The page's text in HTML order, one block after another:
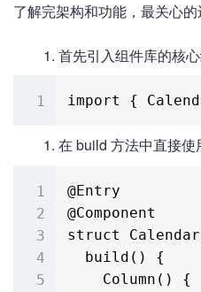
了解完架构和功能，最关心
首先引入组件库的核
在 build 方法中直接使
@Entry
@Component
struct